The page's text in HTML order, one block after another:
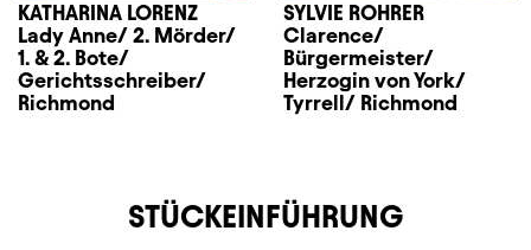
KATHARINA LORENZ
Lady Anne/ 2. Mörder/
1. & 2. Bote/
Gerichtsschreiber/
Richmond
SYLVIE ROHRER
Clarence/
Bürgermeister/
Herzogin von York/
Tyrrell/ Richmond
STÜCKEINFÜHRUNG